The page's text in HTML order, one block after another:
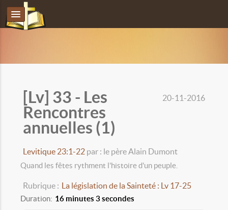
20-11-2016
[Lv] 33 - Les
Rencontres
annuelles (1)
Levitique 23:1-22 par : le père Alain Dumont
Quand les fêtes rythment l'histoire d'un peuple.
Rubrique :
La législation de la Sainteté : Lv 17-25
Duration: 16 minutes 3 secondes